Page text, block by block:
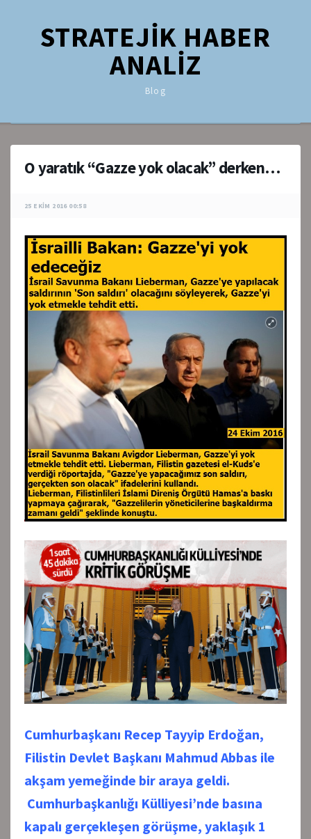
STRATEJİK HABER
ANALİZ
Blog
O yaratık “Gazze yok olacak” derken…
25 EKIM 2016 00:58
Cumhurbaşkanı Recep Tayyip Erdoğan,
Filistin Devlet Başkanı Mahmud Abbas ile
akşam yemeğinde bir araya geldi.
Cumhurbaşkanlığı Külliyesi’nde basına
kapalı gerçekleşen görüşme, yaklaşık 1